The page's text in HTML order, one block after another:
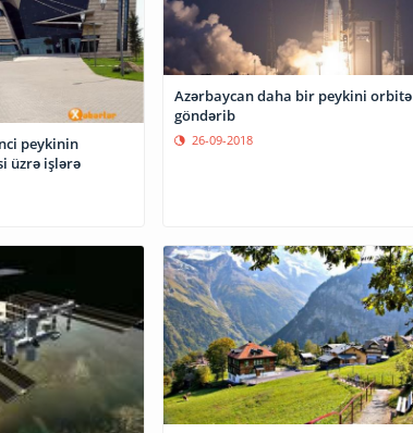
peykinin
üzrə işlərə
Azərbaycan daha bir peykini orbitə
göndərib
26-09-2018